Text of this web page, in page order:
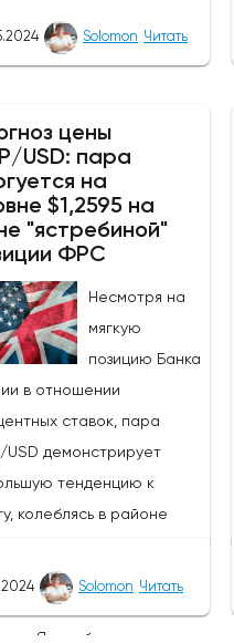
что криптовалюта
недалеко от уровня
подняться выше своей
скользящей
из-за недавних
колебаний, которые
развеять опасения
движения
супер-
не рос до тех пор,
за неделю до истечения
срока для VanEck,
и ARK не утвердили
ETF на Ethereum. К
для Ethereum, в
более оптимистичными,
криптовалюте
Solomon Читать
цены
USD: пара
на
$1,2595 на
"ястребиной"
ФРС
Несмотря на
мягкую
позицию Банка
в отношении
ставок, пара
USD демонстрирует
тенденцию к
колеблясь в районе
внутридневного
1,2606
позиция
Solomon Читать